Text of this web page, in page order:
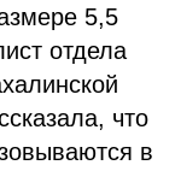
5,5
отдела
что
в